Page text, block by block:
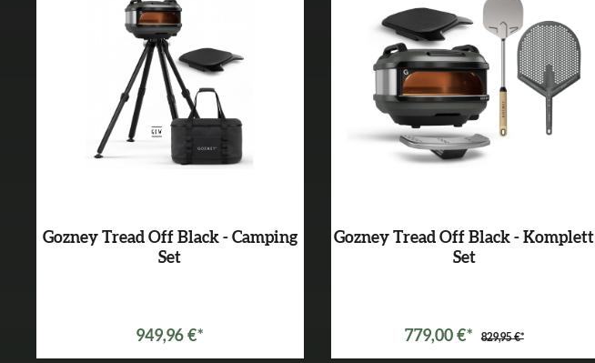
Gozney Tread Off Black - Camping
Set
949,96 €*
Gozney Tread Off Black - Komplett
Set
779,00 €* 829,95 €*